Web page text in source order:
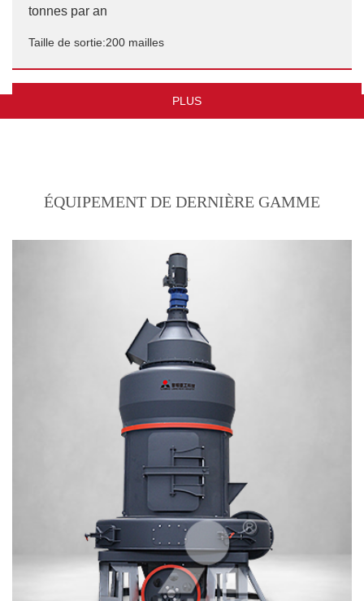
tonnes par an
Taille de sortie:200 mailles
Projet de broyage de minerai de chromite de 400 000
PLUS
ÉQUIPEMENT DE DERNIÈRE GAMME